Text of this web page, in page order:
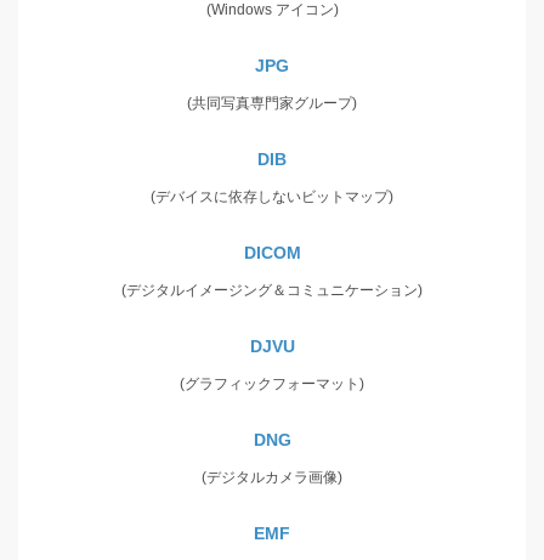
(Windows アイコン)
JPG
(共同写真専門家グループ)
DIB
(デバイスに依存しないビットマップ)
DICOM
(デジタルイメージング＆コミュニケーション)
DJVU
(グラフィックフォーマット)
DNG
(デジタルカメラ画像)
EMF